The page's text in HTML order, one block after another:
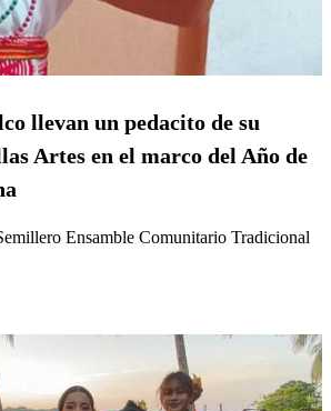
llevan un pedacito de su
Artes en el marco del Año de
Ensamble Comunitario Tradicional